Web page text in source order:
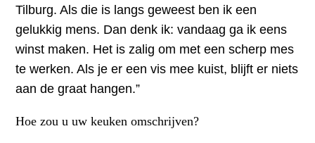
Tilburg. Als die is langs geweest ben ik een
gelukkig mens. Dan denk ik: vandaag ga ik eens
winst maken. Het is zalig om met een scherp mes
te werken. Als je er een vis mee kuist, blijft er niets
aan de graat hangen.”
Hoe zou u uw keuken omschrijven?